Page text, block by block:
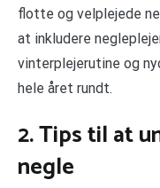
flotte og velplejede
at inkludere
vinterplejerutine og
hele året rundt.
2. Tips til at
negle